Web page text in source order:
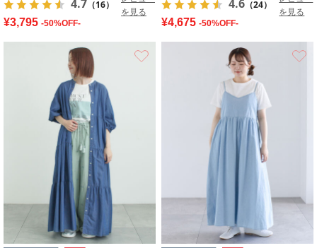
4.7 （16）
を見る
¥3,795 -50%OFF-
4.6 （24）
を見る
¥4,675 -50%OFF-